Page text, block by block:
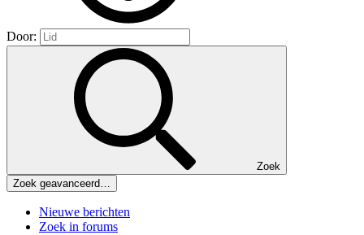
Door:
Zoek
Zoek geavanceerd…
Nieuwe berichten
Zoek in forums